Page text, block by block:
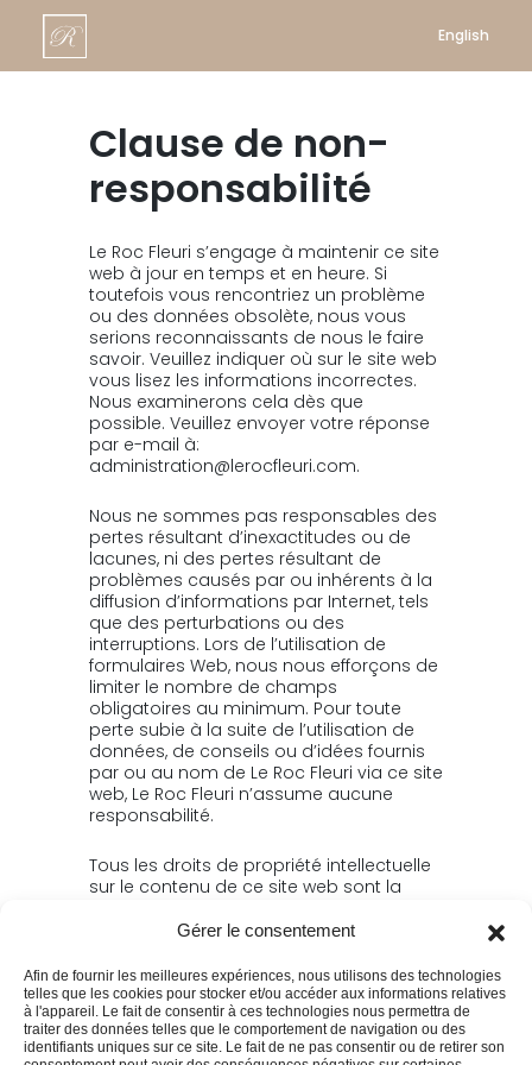
Gérer le consentement
Afin de fournir les meilleures expériences, nous utilisons des technologies
telles que les cookies pour stocker et/ou accéder aux informations relatives
à l'appareil. Le fait de consentir à ces technologies nous permettra de
traiter des données telles que le comportement de navigation ou des
identifiants uniques sur ce site. Le fait de ne pas consentir ou de retirer son
English
Clause de non-
responsabilité
Le Roc Fleuri s’engage à maintenir ce site
web à jour en temps et en heure. Si
toutefois vous rencontriez un problème
ou des données obsolète, nous vous
serions reconnaissants de nous le faire
savoir. Veuillez indiquer où sur le site web
vous lisez les informations incorrectes.
Nous examinerons cela dès que
possible. Veuillez envoyer votre réponse
par e-mail à:
administration@lerocfleuri.com.
Nous ne sommes pas responsables des
pertes résultant d’inexactitudes ou de
lacunes, ni des pertes résultant de
problèmes causés par ou inhérents à la
diffusion d’informations par Internet, tels
que des perturbations ou des
interruptions. Lors de l’utilisation de
formulaires Web, nous nous efforçons de
limiter le nombre de champs
obligatoires au minimum. Pour toute
perte subie à la suite de l’utilisation de
données, de conseils ou d’idées fournis
par ou au nom de Le Roc Fleuri via ce site
web, Le Roc Fleuri n’assume aucune
responsabilité.
Tous les droits de propriété intellectuelle
sur le contenu de ce site web sont la
utilisation de ces documents sont
interdites sans l’autorisation écrite de Le
Roc Fleuri , sauf si et dans la mesure où le
stipule une réglementation impérative